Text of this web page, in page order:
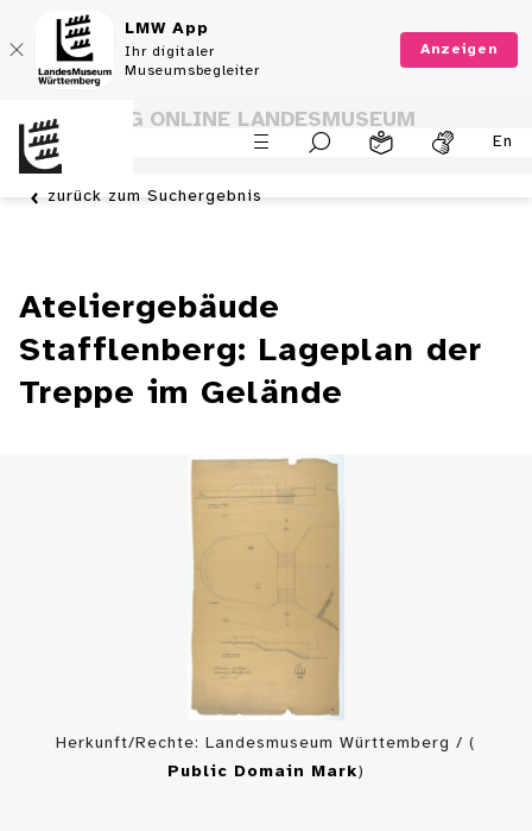
LMW App
Ihr digitaler
Museumsbegleiter
Anzeigen
En
SAMMLUNG ONLINE LANDESMUSEUM
WÜRTTEMBERG
zurück zum Suchergebnis
Ateliergebäude
Stafflenberg: Lageplan der
Treppe im Gelände
Herkunft/Rechte: Landesmuseum Württemberg / (
Public Domain Mark)